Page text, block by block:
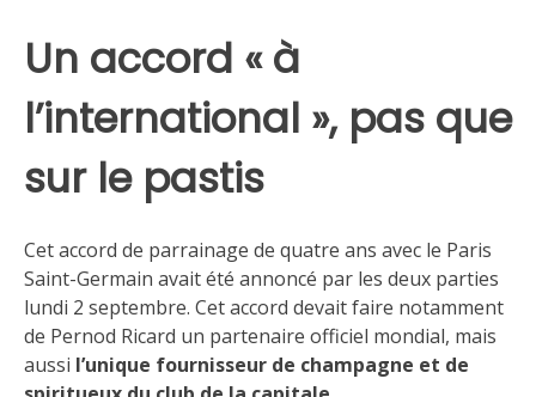
Un accord « à
l’international », pas que
sur le pastis
Cet accord de parrainage de quatre ans avec le Paris
Saint-Germain avait été annoncé par les deux parties
lundi 2 septembre. Cet accord devait faire notamment
de Pernod Ricard un partenaire officiel mondial, mais
aussi l’unique fournisseur de champagne et de